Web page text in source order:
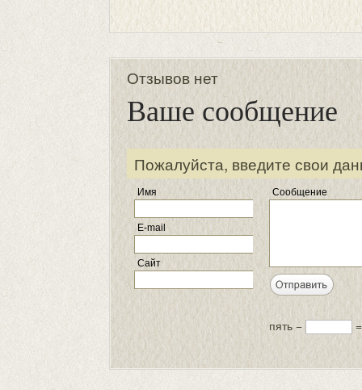
Отзывов нет
Ваше сообщение
Пожалуйста, введите свои
Имя
E-mail
Сайт
Сообщение
пять −